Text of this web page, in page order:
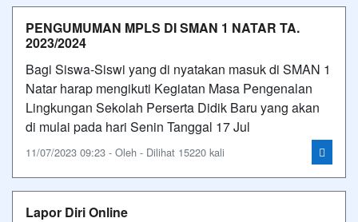
PENGUMUMAN MPLS DI SMAN 1 NATAR TA.
2023/2024
Bagi Siswa-Siswi yang di nyatakan masuk di SMAN 1
Natar harap mengikuti Kegiatan Masa Pengenalan
Lingkungan Sekolah Perserta Didik Baru yang akan
di mulai pada hari Senin Tanggal 17 Jul
11/07/2023 09:23 - Oleh - Dilihat 15220 kali
Lapor Diri Online